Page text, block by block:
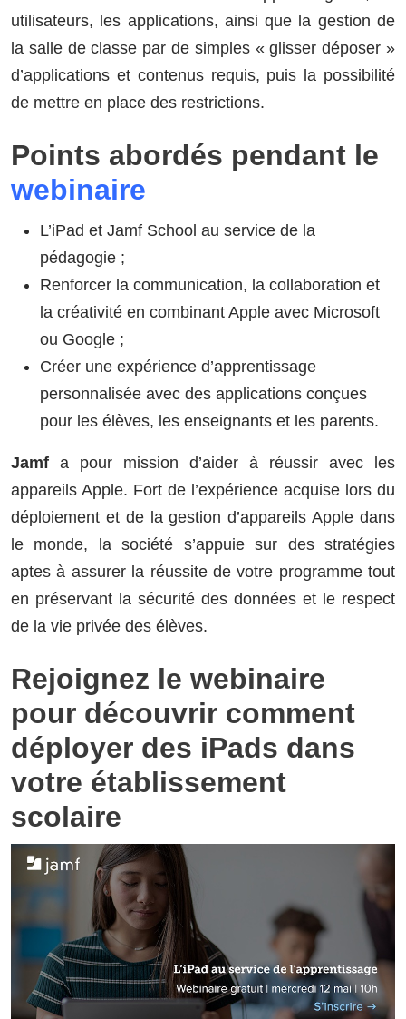
utilisateurs, les applications, ainsi que la gestion de
la salle de classe par de simples « glisser déposer »
d’applications et contenus requis, puis la possibilité
de mettre en place des restrictions.
Points abordés pendant le
webinaire
L’iPad et Jamf School au service de la
pédagogie ;
Renforcer la communication, la collaboration et
la créativité en combinant Apple avec Microsoft
ou Google ;
Créer une expérience d’apprentissage
personnalisée avec des applications conçues
pour les élèves, les enseignants et les parents.
Jamf a pour mission d’aider à réussir avec les
appareils Apple. Fort de l’expérience acquise lors du
déploiement et de la gestion d’appareils Apple dans
le monde, la société s’appuie sur des stratégies
aptes à assurer la réussite de votre programme tout
en préservant la sécurité des données et le respect
de la vie privée des élèves.
Rejoignez le webinaire
pour découvrir comment
déployer des iPads dans
votre établissement
scolaire